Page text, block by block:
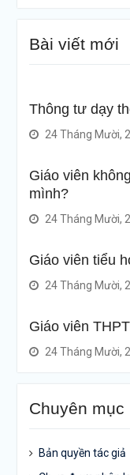
Bài viết mới
Thông tư dạy
24 Tháng Mười,
Giáo viên
mình?
24 Tháng Mười,
Giáo viên tiểu
24 Tháng Mười,
Giáo viên
24 Tháng Mười,
Chuyên mục
Bản quyền tác giả